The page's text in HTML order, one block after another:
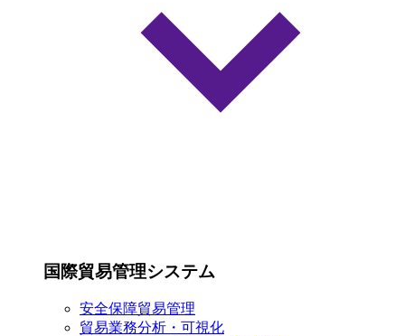
国際貿易管理システム
安全保障貿易管理
貿易業務分析・可視化